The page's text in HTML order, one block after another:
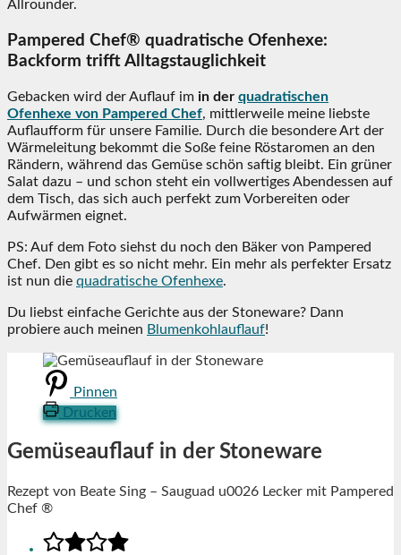
Allrounder.
Pampered Chef® quadratische Ofenhexe:
Backform trifft Alltagstauglichkeit
Gebacken wird der Auflauf im in der quadratischen
Ofenhexe von Pampered Chef, mittlerweile meine liebste
Auflaufform für unsere Familie. Durch die besondere Art der
Wärmeleitung bekommt die Soße feine Röstaromen an den
Rändern, während das Gemüse schön saftig bleibt. Ein grüner
Salat dazu – und schon steht ein vollwertiges Abendessen auf
dem Tisch, das sich auch perfekt zum Vorbereiten oder
Aufwärmen eignet.
PS: Auf dem Foto siehst du noch den Bäker von Pampered
Chef. Den gibt es so nicht mehr. Ein mehr als perfekter Ersatz
ist nun die quadratische Ofenhexe.
Du liebst einfache Gerichte aus der Stoneware? Dann
probiere auch meinen Blumenkohlauflauf!
Pinnen
Drucken
Gemüseauflauf in der Stoneware
Rezept von Beate Sing – Sauguad u0026 Lecker mit Pampered
Chef ®